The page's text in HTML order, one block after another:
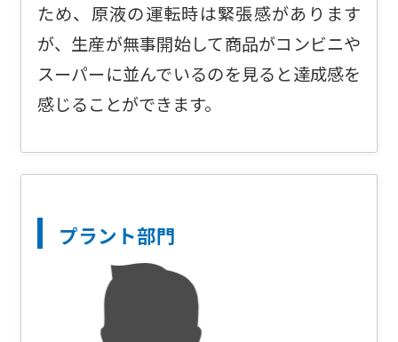
ため、原液の運転時は緊張感があります
が、生産が無事開始して商品がコンビニや
スーパーに並んでいるのを見ると達成感を
感じることができます。
プラント部門